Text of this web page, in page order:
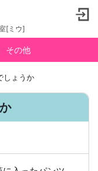
[ミウ]
その他
しょうか